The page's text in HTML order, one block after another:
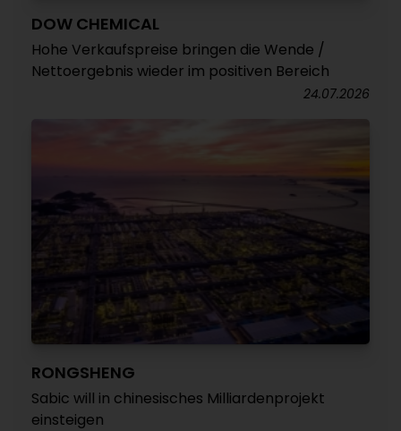
DOW CHEMICAL
Hohe Verkaufspreise bringen die Wende /
Nettoergebnis wieder im positiven Bereich
24.07.2026
RONGSHENG
Sabic will in chinesisches Milliardenprojekt
einsteigen